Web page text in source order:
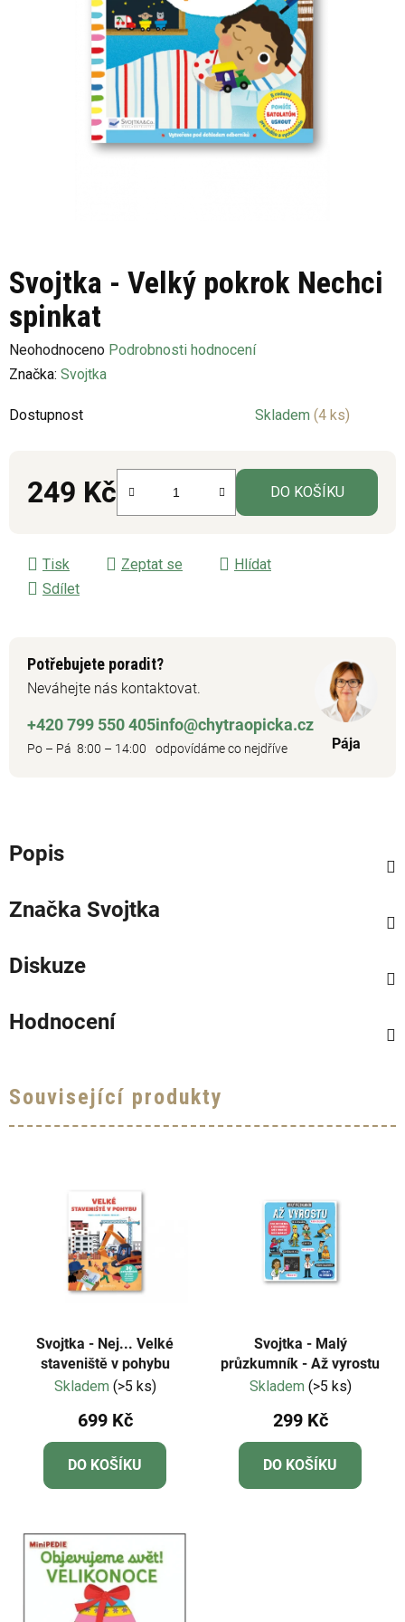
Svojtka - Velký pokrok Nechci
spinkat
Průměrné
hodnocení
je
Neohodnoceno Podrobnosti hodnocení
Značka: Svojtka
Dostupnost Skladem (4 ks)
249 Kč DO KOŠÍKU
Tisk Zeptat se
Hlídat
Sdílet
Potřebujete poradit?
Neváhejte nás kontaktovat.
+420 799 550 405
Po – Pá 8:00 – 14:00
info@chytraopicka.cz
odpovídáme co nejdříve Pája
Popis
Značka Svojtka
Diskuze
Hodnocení
Související produkty
Svojtka - Nej... Velké
staveniště v pohybu
Skladem (>5 ks)
699 Kč
DO KOŠÍKU
Svojtka - Malý
průzkumník - Až vyrostu
Skladem (>5 ks)
299 Kč
DO KOŠÍKU